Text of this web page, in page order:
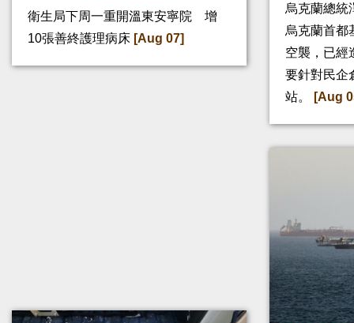
衛生局下周一重開溫東安寧院 增
10張善終護理病床 [Aug 07]
烏克蘭總統
烏克蘭首都
空襲，已經
要針對民企
站。
[Aug